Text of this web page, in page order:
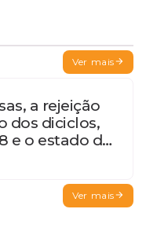
Ver mais
a rejeição
dos diciclos,
e o estado de
Ver mais